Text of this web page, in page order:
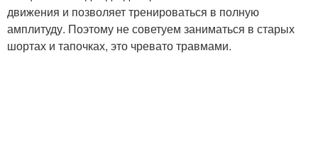
движения и позволяет тренироваться в полную
амплитуду. Поэтому не советуем заниматься в старых
шортах и тапочках, это чревато травмами.